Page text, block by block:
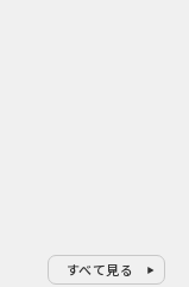
すべて見る